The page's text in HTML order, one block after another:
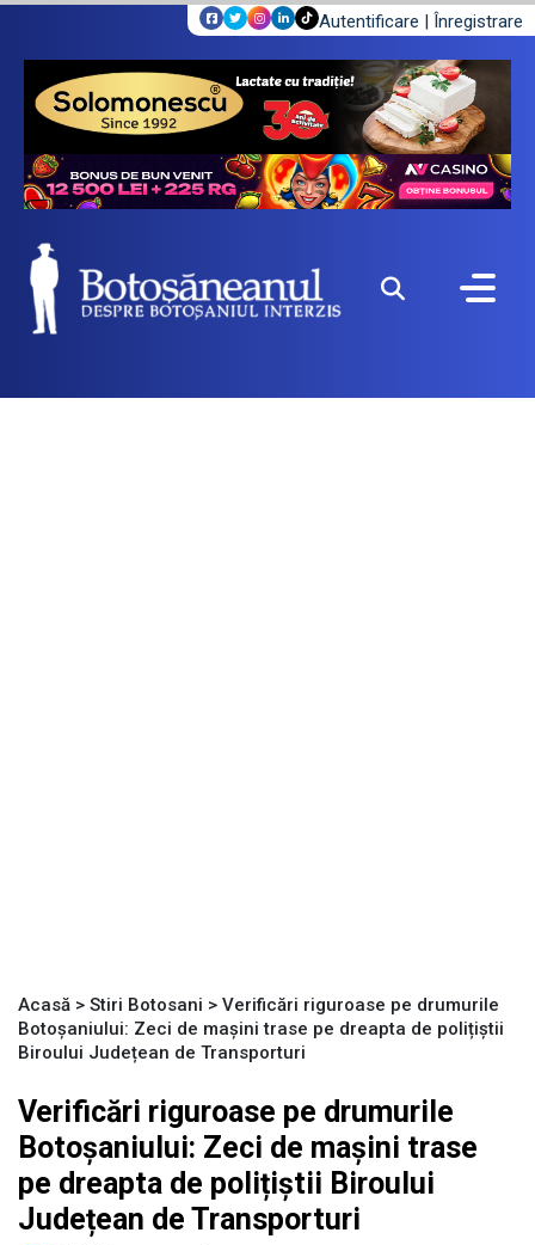
Autentificare | Înregistrare
Acasă > Stiri Botosani > Verificări riguroase pe drumurile
Botoșaniului: Zeci de mașini trase pe dreapta de polițiștii
Biroului Județean de Transporturi
Verificări riguroase pe drumurile
Botoșaniului: Zeci de mașini trase
pe dreapta de polițiștii Biroului
Județean de Transporturi